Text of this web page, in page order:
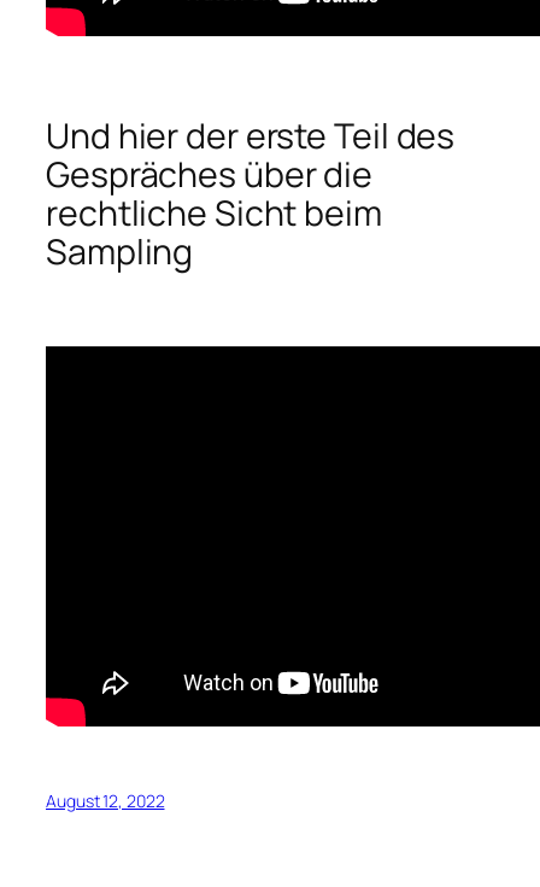
Und hier der erste Teil des
Gespräches über die
rechtliche Sicht beim
Sampling
August 12, 2022